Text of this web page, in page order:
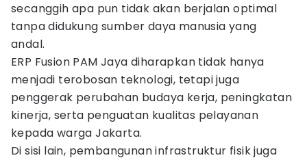
secanggih apa pun tidak akan berjalan optimal
tanpa didukung sumber daya manusia yang
andal.
ERP Fusion PAM Jaya diharapkan tidak hanya
menjadi terobosan teknologi, tetapi juga
penggerak perubahan budaya kerja, peningkatan
kinerja, serta penguatan kualitas pelayanan
kepada warga Jakarta.
Di sisi lain, pembangunan infrastruktur fisik juga